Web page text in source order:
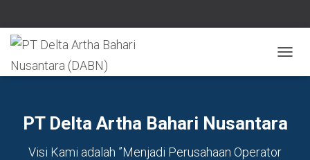
PT Delta Artha Bahari Nusantara
Visi Kami adalah ”Menjadi Perusahaan Operator